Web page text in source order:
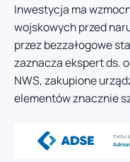
Inwestycja ma
wojskowych przed
przez bezzałogowe
zaznacza ekspert ds.
NWS, zakupione
elementów znacznie